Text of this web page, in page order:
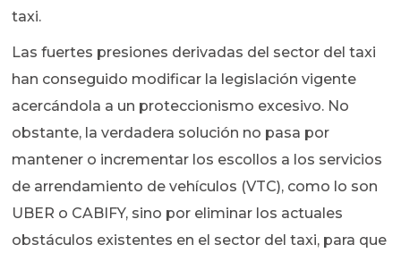
taxi.
Las fuertes presiones derivadas del sector del taxi
han conseguido modificar la legislación vigente
acercándola a un proteccionismo excesivo. No
obstante, la verdadera solución no pasa por
mantener o incrementar los escollos a los servicios
de arrendamiento de vehículos (VTC), como lo son
UBER o CABIFY, sino por eliminar los actuales
obstáculos existentes en el sector del taxi, para que